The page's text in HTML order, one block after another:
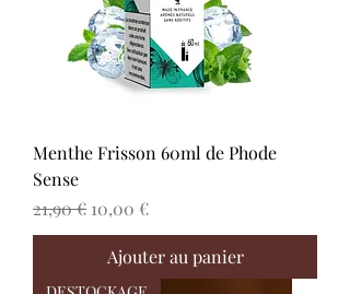
Menthe Frisson 60ml de Phode
Sense
Prix original
21,90 € Prix promotionnel
10,00 €
Ajouter au panier